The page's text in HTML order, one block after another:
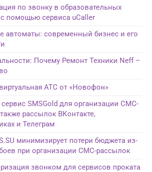
по звонку в образовательных
помощью сервиса uCaller
автоматы: современный бизнес и его
Почему Ремонт Техники Neff –
АТС от «Новофон»
SMSGold для организации СМС-
рассылок ВКонтакте,
и Телеграм
минимизирует потери бюджета из-
при организации СМС-рассылок
звонком для сервисов проката